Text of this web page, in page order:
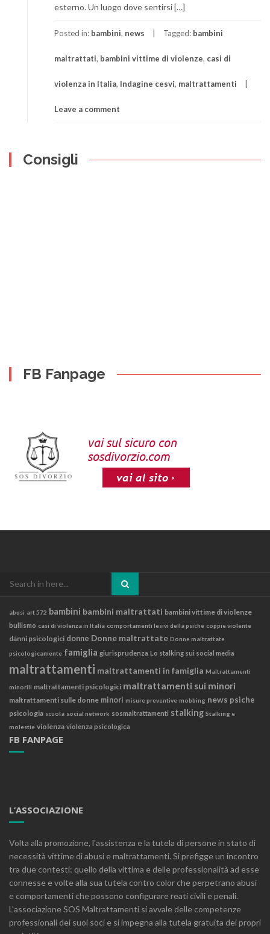
esterno. Un luogo dove sentirsi […]
Posted in: bambini, news Tagged: bambini
maltrattati, bambini vittime di violenze, casi di
violenza in Italia, Indagine cesvi, maltrattamenti
Leave a comment
Consigli
FB Fanpage
abusi art 572 bambini bambini maltrattati bambini vittime di violenze
bullismo casi di violenza in Italia comportamenti lesivi della psiche coppie violente
danni psicologici donne Donne maltrattate Donne maltrattate
psicologicamente famiglia giurisprudenza Lo stalking sui social media
maltrattamenti maltrattamenti in famiglia Maltrattamenti
minorili maltrattamenti psicologici maltrattamenti sui minori
maltrattamenti sulle donne minori misure preventive mobbing news psiche
psicologia scuola social network sosmaltrattamenti stalking Stalking e
molestie violenza violenza psicologica
FB FANPAGE
L’ASSOCIAZIONE
Volta alla promozione, l'assistenza e la tutela di persone in stato di
necessità vittime di abusi e maltrattamenti. Si prefigge un incontro
tra due contesti: quello della vittima e delle professionalità ad esse
connesse e volte alla sua tutela contro color che perpetrano abusi
e comportamenti che possono configurare reati civili e penali.
L'associazione SOS Maltrattamenti si avvale delle competenze
professionali dei suoi soci e si impegna alla tutela gratuita dei propri